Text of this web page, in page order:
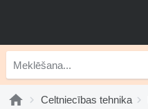
Celtniecības tehnika